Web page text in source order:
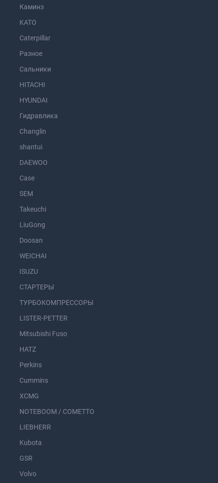
Каминз
KATO
Caterpillar
Разное
Сальники
HITACHI
HYUNDAI
Гидравлика
Changlin
shantui
DAEWOO
Case
SEM
Takeuchi
LiuGong
Doosan
WEICHAI
ISUZU
СТАРТЕРЫ
ТУРБОКОМПРЕССОРЫ
LISTER-PETTER
Mitsubishi Fuso
HATZ
Perkins
Cummins
XCMG
NOTEBOOM / COMETTO
LIEBHERR
Kubota
GSR
Volvo